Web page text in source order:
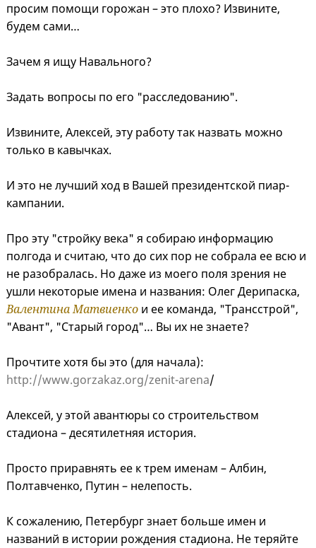
просим помощи горожан – это плохо? Извините,
будем сами…
Зачем я ищу Навального?
Задать вопросы по его "расследованию".
Извините, Алексей, эту работу так назвать можно
только в кавычках.
И это не лучший ход в Вашей президентской пиар-
кампании.
Про эту "стройку века" я собираю информацию
полгода и считаю, что до сих пор не собрала ее всю и
не разобралась. Но даже из моего поля зрения не
ушли некоторые имена и названия: Олег Дерипаска,
Валентина Матвиенко и ее команда, "Трансстрой",
"Авант", "Старый город"… Вы их не знаете?
Прочтите хотя бы это (для начала):
http://www.gorzakaz.org/zenit-arena/
Алексей, у этой авантюры со строительством
стадиона – десятилетняя история.
Просто приравнять ее к трем именам – Албин,
Полтавченко, Путин – нелепость.
К сожалению, Петербург знает больше имен и
названий в истории рождения стадиона. Не теряйте